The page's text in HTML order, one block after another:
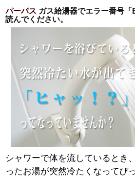
パーパス ガス給湯器でエラー番号
読んでください。
シャワーで体を流しているとき
ったお湯が突然冷たくなってび